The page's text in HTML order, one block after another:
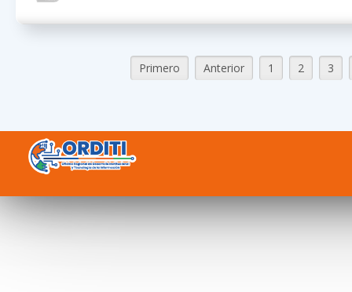
Primero Anterior 1 2 3